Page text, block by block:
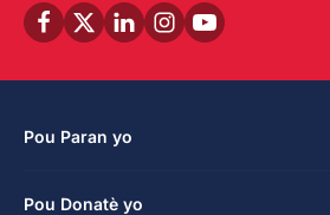
Pou Paran yo
Bousdetid
Pou Donatè yo